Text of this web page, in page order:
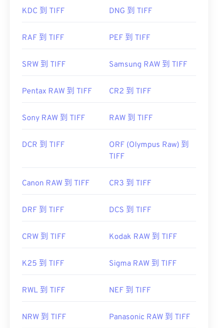
Adobe公司
實用連結：
https://www.adobe.com/creativecloud/file-
types/image/raster/tiff-file.html
https://www.filep-ext.
KDC 到 TIFF DNG 到 TIFF
RAF 到 TIFF PEF 到 TIFF
SRW 到 TIFF Samsung RAW 到 TIFF
Pentax RAW 到 TIFF CR2 到 TIFF
Sony RAW 到 TIFF RAW 到 TIFF
DCR 到 TIFF
ORF (Olympus Raw) 到
TIFF
Canon RAW 到 TIFF CR3 到 TIFF
DRF 到 TIFF DCS 到 TIFF
CRW 到 TIFF Kodak RAW 到 TIFF
K25 到 TIFF Sigma RAW 到 TIFF
RWL 到 TIFF NEF 到 TIFF
NRW 到 TIFF Panasonic RAW 到 TIFF